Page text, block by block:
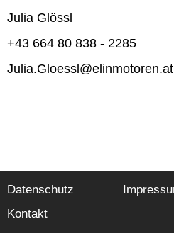
Julia Glössl
+43 664 80 838 - 2285
Julia.Gloessl@elinmotoren.at
Datenschutz
Kontakt